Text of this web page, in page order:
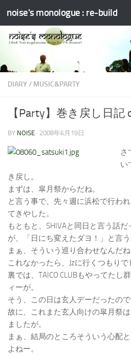
コンテンツへスキップ
noise's monologue : re-build
DIARY/ MUSIC&PARTY
【Party】巻き戻し日記
BY NOISE · 2008年6月19日
さ
い
き戻し。
まずは、皐月祭からだね。
と言う事で、先々週に浜松で行わ
てきやした。
もともと、SHIVAと同日と言う話だ
が、「日にち変えたダヨ！」と言う
まぁ、そういう巡り合わせなんだね
これなかったら、Jzに行くつもりで
裏では、TAICO CLUBもやってたし
ィーが。
そう、この日は玄人デーだったので
故に、これまた玄人向けの皐月祭
ましたが。
まぁ、結局のところそういう心配
よねー。